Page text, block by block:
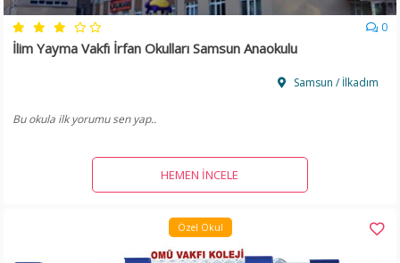
0
İlim Yayma Vakfı İrfan Okulları Samsun Anaokulu
Samsun / İlkadım
Bu okula ilk yorumu sen yap..
HEMEN İNCELE
Özel Okul